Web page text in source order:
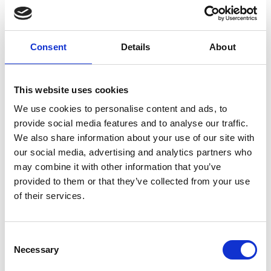
Consent Details About
This website uses cookies
We use cookies to personalise content and ads, to
provide social media features and to analyse our traffic.
We also share information about your use of our site with
our social media, advertising and analytics partners who
may combine it with other information that you’ve
provided to them or that they’ve collected from your use
of their services.
Selection
Necessary
No final do primeiro ciclo, ou seja, com apenas dois
meses de tratamento, esta paciente estava ligeiramente
melhor, o que era esperado. No final do segundo ciclo
de tratamento, após seis meses, manteve-se a evolução
visíveis. As dores, quando apareciam, eram pontuais, o
prolongados.
No último ciclo de tratamentos, Maria de Fátima
continuou a registar uma evolução positiva dos seus
problemas de saúde, com a lombalgia e a gonalgia
quase totalmente debeladas.
Quando existe uma alteração osteoarticular significativa,
a recuperação acontece lentamente, como aconteceu
neste caso. Por esta razão, foram necessários três ciclos
reumáticos que a paciente inicialmente sofria. À data do
seu testemunho, a paciente encontra-se bem.